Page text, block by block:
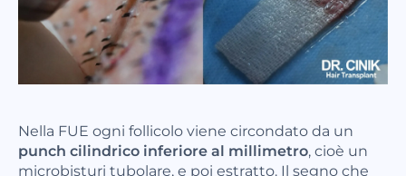
Nella FUE ogni follicolo viene circondato da un
punch cilindrico inferiore al millimetro, cioè un
microbisturi tubolare, e poi estratto. Il segno che